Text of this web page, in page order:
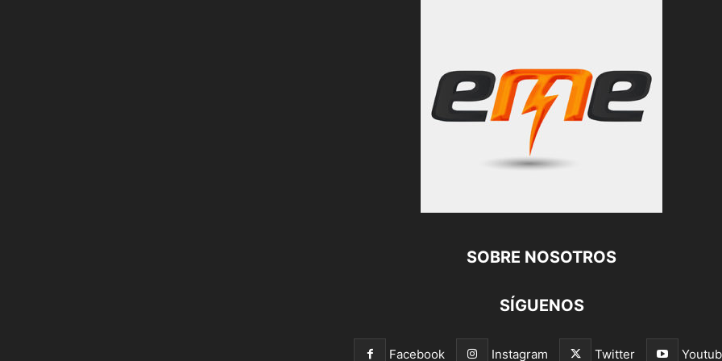
SOBRE NOSOTROS
SÍGUENOS
Facebook Instagram Twitter